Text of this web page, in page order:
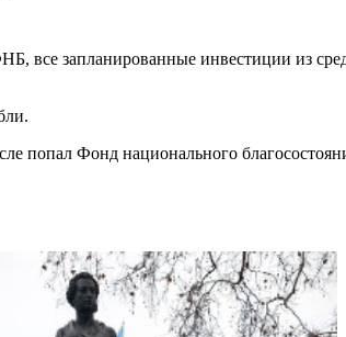
все запланированные инвестиции из
попал Фонд национального